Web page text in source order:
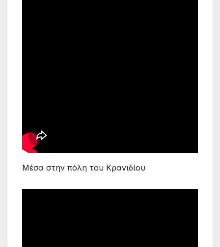
Μέσα στην πόλη του Κρανιδίου